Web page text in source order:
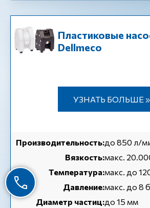
Пластиковые
Dellmeco
УЗНАТЬ БОЛЬШЕ »
Производительность:до 850 л/
Вязкость:макс.
Температура:макс. до
Давление:макс. до 8
Диаметр частиц:до 15 мм